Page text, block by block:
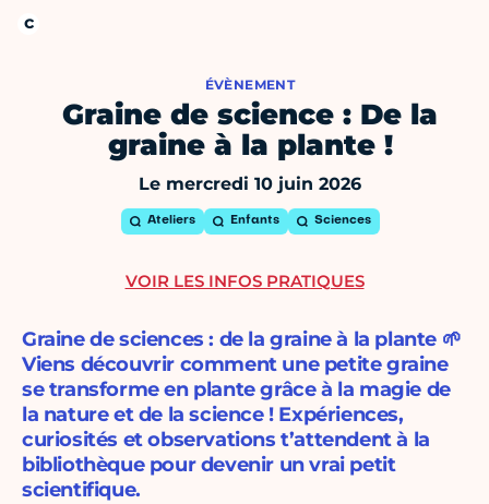
ÉVÈNEMENT
Graine de science : De la
graine à la plante !
Le mercredi 10 juin 2026
Ateliers Enfants Sciences
Graine de sciences : de la graine à la plante 🌱
Viens découvrir comment une petite graine
se transforme en plante grâce à la magie de
la nature et de la science ! Expériences,
curiosités et observations t’attendent à la
bibliothèque pour devenir un vrai petit
scientifique.
VOIR LES INFOS PRATIQUES